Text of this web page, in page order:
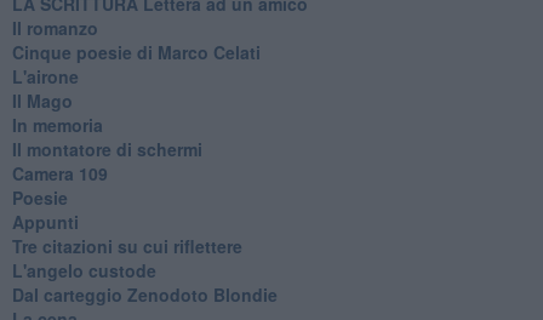
Il romanzo
Cinque poesie di Marco Celati
L'airone
Il Mago
In memoria
Il montatore di schermi
Camera 109
Poesie
Appunti
Tre citazioni su cui riflettere
L'angelo custode
Dal carteggio Zenodoto Blondie